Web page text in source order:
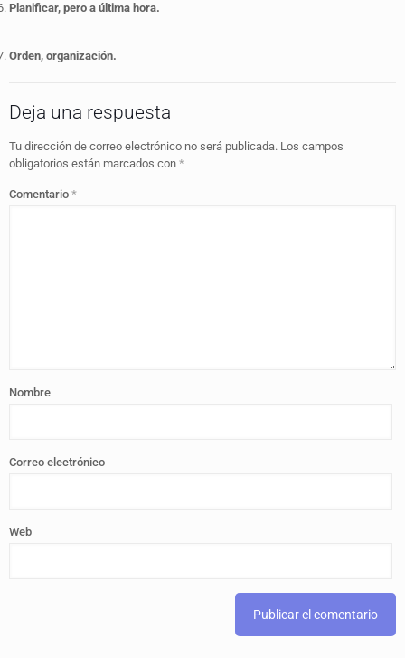
Planificar, pero a última hora.
Orden, organización.
Deja una respuesta
Tu dirección de correo electrónico no será publicada. Los campos
obligatorios están marcados con *
Comentario *
Nombre
Correo electrónico
Web